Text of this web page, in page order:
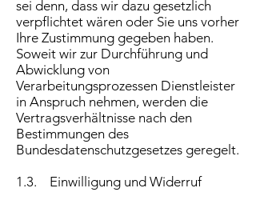
sei denn, dass wir dazu gesetzlich
verpflichtet wären oder Sie uns vorher
Ihre Zustimmung gegeben haben.
Soweit wir zur Durchführung und
Abwicklung von
Verarbeitungsprozessen Dienstleister
in Anspruch nehmen, werden die
Vertragsverhältnisse nach den
Bestimmungen des
Bundesdatenschutzgesetzes geregelt.
1.3. Einwilligung und Widerruf